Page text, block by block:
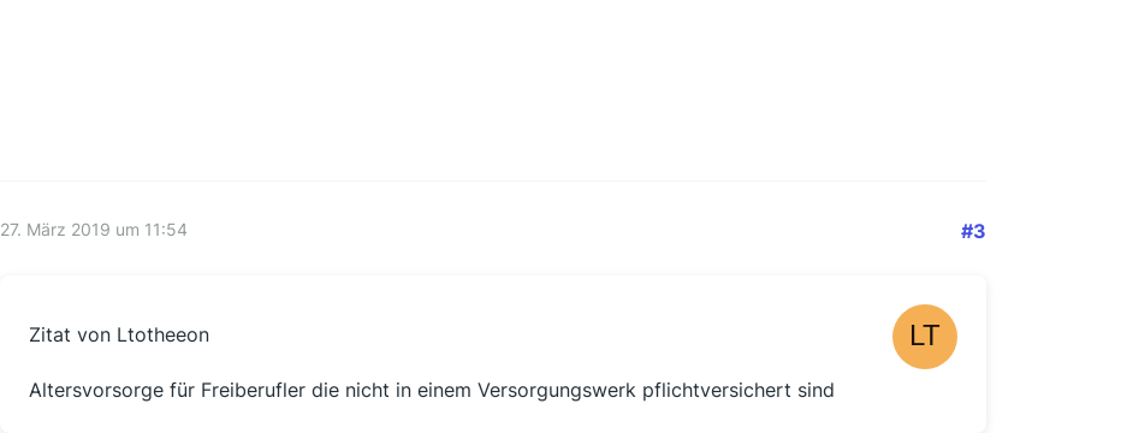
27. März 2019 um 11:54 #3
Zitat von Ltotheeon
Altersvorsorge für Freiberufler die nicht in einem Versorgungswerk pflichtversichert sind